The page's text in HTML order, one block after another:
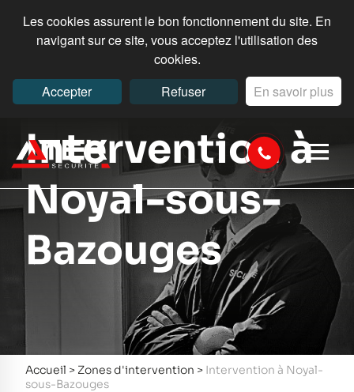
Les cookies assurent le bon fonctionnement du site. En
navigant sur ce site, vous acceptez l'utilisation des
cookies.
Accepter
Refuser En savoir plus
Intervention à
Noyal-sous-
Bazouges
Accueil > Zones d'intervention > Intervention à Noyal-
sous-Bazouges